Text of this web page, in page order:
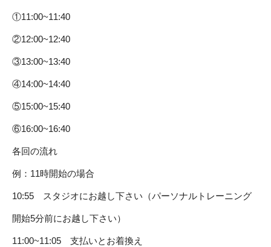
①11:00~11:40
②12:00~12:40
③13:00~13:40
④14:00~14:40
⑤15:00~15:40
⑥16:00~16:40
各回の流れ
例：11時開始の場合
10:55 スタジオにお越し下さい（パーソナルトレーニング
開始5分前にお越し下さい）
11:00~11:05 支払いとお着換え